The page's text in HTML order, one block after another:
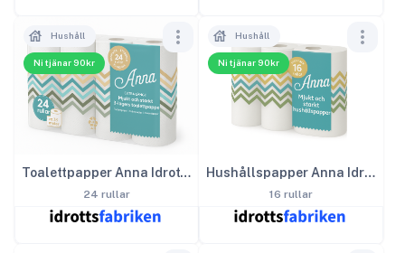
Ni tjänar 90kr
Hushåll
Toalettpapper Anna Idrottspappret 3-lags
24 rullar
Ni tjänar 90kr
Hushåll
Hushållspapper Anna Idrottspappret
16 rullar